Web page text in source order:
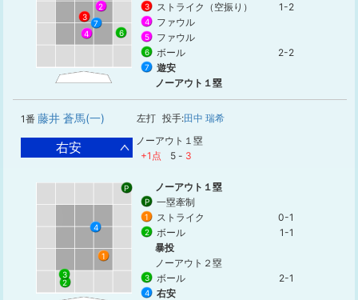
2
3
4
6
7
3 ストライク（空振り） 1-2
4 ファウル
5 ファウル
6 ボール 2-2
7
遊安
ノーアウト１塁
1番 藤井 蒼馬(一) 左打 投手:田中 瑞希
右安
ノーアウト１塁
+1点
5 - 3
P
1
2
3
4
ノーアウト１塁
P 一塁牽制
1 ストライク 0-1
2 ボール
1-1
暴投
ノーアウト２塁
3 ボール 2-1
4
右安